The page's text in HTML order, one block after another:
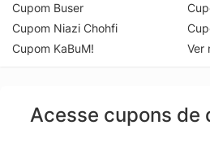
Cupom Buser
Cupom Niazi Chohfi
Cupom KaBuM!
Ver
Acesse cupons de